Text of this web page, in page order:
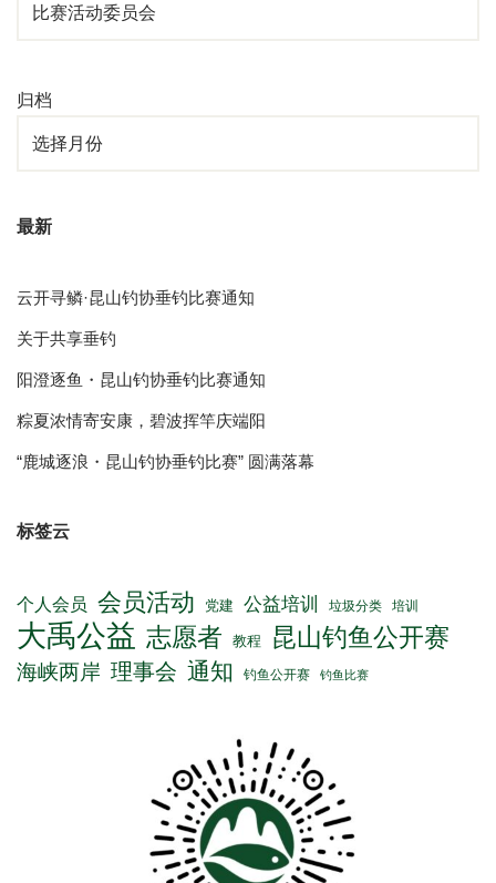
归档
最新
云开寻鳞·昆山钓协垂钓比赛通知
关于共享垂钓
阳澄逐鱼・昆山钓协垂钓比赛通知
粽夏浓情寄安康，碧波挥竿庆端阳
“鹿城逐浪・昆山钓协垂钓比赛” 圆满落幕
标签云
个人会员 会员活动 党建 公益培训 垃圾分类 培训
大禹公益 志愿者 教程 昆山钓鱼公开赛
海峡两岸 理事会 通知 钓鱼公开赛 钓鱼比赛